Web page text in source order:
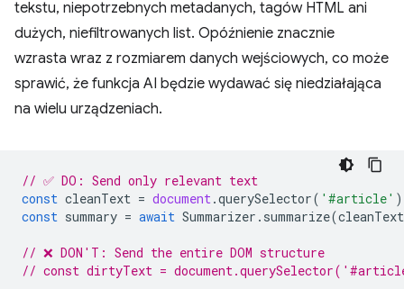
tekstu, niepotrzebnych metadanych, tagów HTML ani
dużych, niefiltrowanych list. Opóźnienie znacznie
wzrasta wraz z rozmiarem danych wejściowych, co może
sprawić, że funkcja AI będzie wydawać się niedziałająca
na wielu urządzeniach.
// ✅ DO: Send only relevant text
const cleanText = document.querySelector( '#article'
const summary = await Summarizer . summarize(cleanText
// ❌ DON'T: Send the entire DOM structure
// const dirtyText =